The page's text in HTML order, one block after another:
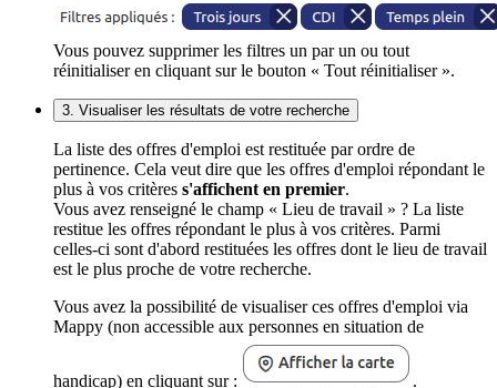
Vous pouvez supprimer les filtres un par un ou tout
réinitialiser en cliquant sur le bouton « Tout réinitialiser ».
3. Visualiser les résultats de votre recherche
La liste des offres d'emploi est restituée par ordre de
pertinence. Cela veut dire que les offres d'emploi répondant le
plus à vos critères s'affichent en premier.
Vous avez renseigné le champ « Lieu de travail » ? La liste
restitue les offres répondant le plus à vos critères. Parmi
celles-ci sont d'abord restituées les offres dont le lieu de travail
est le plus proche de votre recherche.
Vous avez la possibilité de visualiser ces offres d'emploi via
Mappy (non accessible aux personnes en situation de
handicap) en cliquant sur :
.